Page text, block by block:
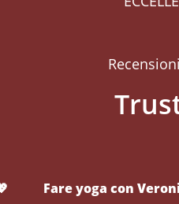
Fare yoga con